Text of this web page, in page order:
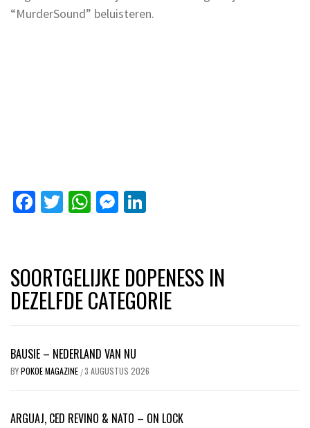
“MurderSound” beluisteren.
Facebook
Twitter
WhatsApp
Messenger
SOORTGELIJKE DOPENESS IN
DEZELFDE CATEGORIE
BAUSIE – NEDERLAND VAN NU
BYPOKOE MAGAZINE /3 AUGUSTUS 2026
ARGUAJ, CED REVINO & NATO – ON LOCK